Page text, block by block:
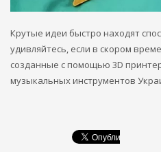
Крутые идеи быстро находят
удивляйтесь, если в скором
созданные с помощью 3D
музыкальных инструментов